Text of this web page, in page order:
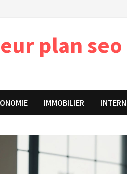
plan
IMMOBILIER